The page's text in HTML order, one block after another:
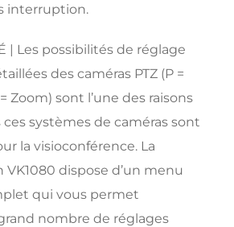
interruption.
| Les possibilités de réglage
des caméras PTZ (P =
Zoom) sont l’une des raisons
systèmes de caméras sont
la visioconférence. La
VK1080 dispose d’un menu
qui vous permet
nombre de réglages